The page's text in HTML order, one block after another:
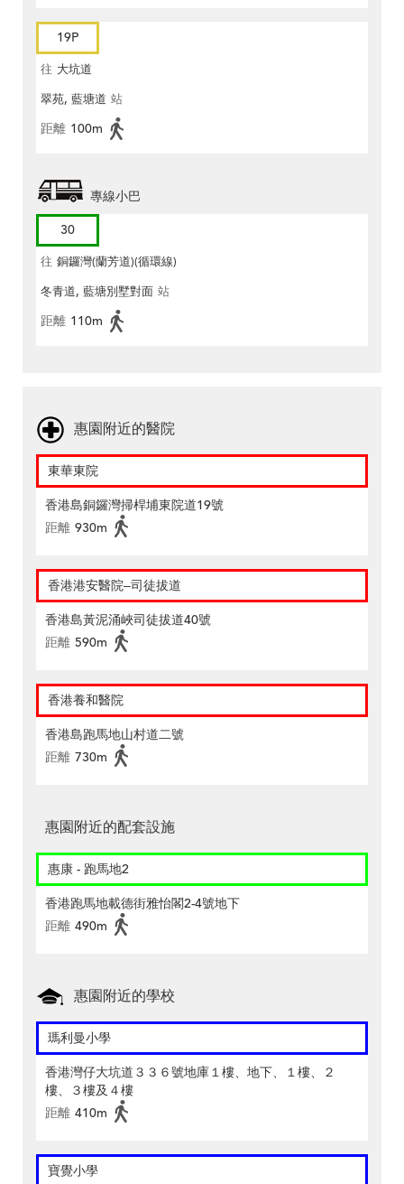
19P
往 大坑道
翠苑, 藍塘道 站
距離 100m
專線小巴
30
往 銅鑼灣(蘭芳道)(循環線)
冬青道, 藍塘別墅對面 站
距離 110m
惠園附近的醫院
東華東院
香港島銅鑼灣掃桿埔東院道19號
距離 930m
香港港安醫院–司徒拔道
香港島黃泥涌峽司徒拔道40號
距離 590m
香港養和醫院
香港島跑馬地山村道二號
距離 730m
惠園附近的配套設施
惠康 - 跑馬地2
香港跑馬地載德街雅怡閣2-4號地下
距離 490m
惠園附近的學校
瑪利曼小學
香港灣仔大坑道３３６號地庫１樓、地下、１樓、２
樓、３樓及４樓
距離 410m
寶覺小學